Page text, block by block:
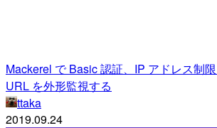
Mackerel で Basic 認証、IP アドレス制
URL を外形監視する
ttaka
2019.09.24